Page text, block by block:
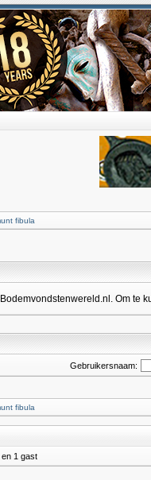
fibula
Om te
Gebruikersnaam:
fibula
1 gast